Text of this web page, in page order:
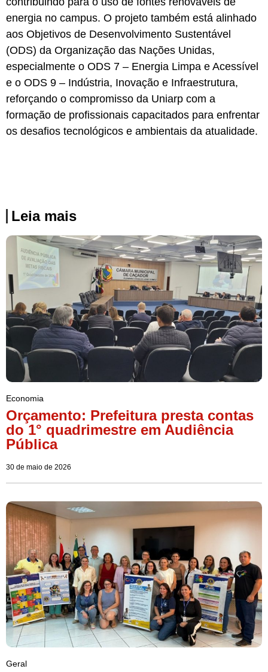
energia no campus. O projeto também está alinhado
aos Objetivos de Desenvolvimento Sustentável
(ODS) da Organização das Nações Unidas,
especialmente o ODS 7 – Energia Limpa e Acessível
e o ODS 9 – Indústria, Inovação e Infraestrutura,
reforçando o compromisso da Uniarp com a
formação de profissionais capacitados para enfrentar
os desafios tecnológicos e ambientais da atualidade.
Leia mais
Economia
Orçamento: Prefeitura presta contas
do 1° quadrimestre em Audiência
Pública
30 de maio de 2026
Geral